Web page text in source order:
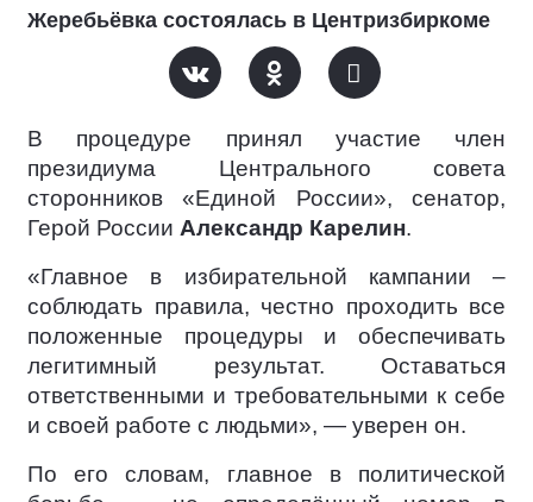
Жеребьёвка состоялась в Центризбиркоме
В процедуре принял участие член
президиума Центрального совета
сторонников «Единой России», сенатор,
Герой России Александр Карелин.
«Главное в избирательной кампании –
соблюдать правила, честно проходить все
положенные процедуры и обеспечивать
легитимный результат. Оставаться
ответственными и требовательными к себе
и своей работе с людьми», — уверен он.
По его словам, главное в политической